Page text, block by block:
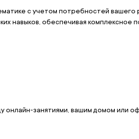
с учетом потребностей
навыков, обеспечивая комплексное
онлайн-занятиями, вашим домом или